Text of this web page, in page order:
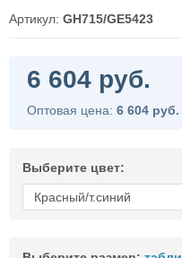
Артикул: GH715/GE5423
6 604 руб.
Оптовая цена: 6 604 руб.
Выберите цвет: